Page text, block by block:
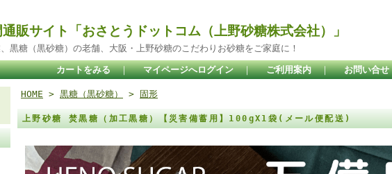
販サイト「おさとうドットコム（上野砂糖株式会社）」
黒糖（黒砂糖）の老舗、大阪・上野砂糖のこだわりお砂糖をご家庭に！
カートをみる ｜ マイページへログイン ｜ ご利用案内 ｜ お問い合せ
HOME > 黒糖（黒砂糖） > 固形
上野砂糖 焚黒糖（加工黒糖）【災害備蓄用】100gX1袋(メール便配送)